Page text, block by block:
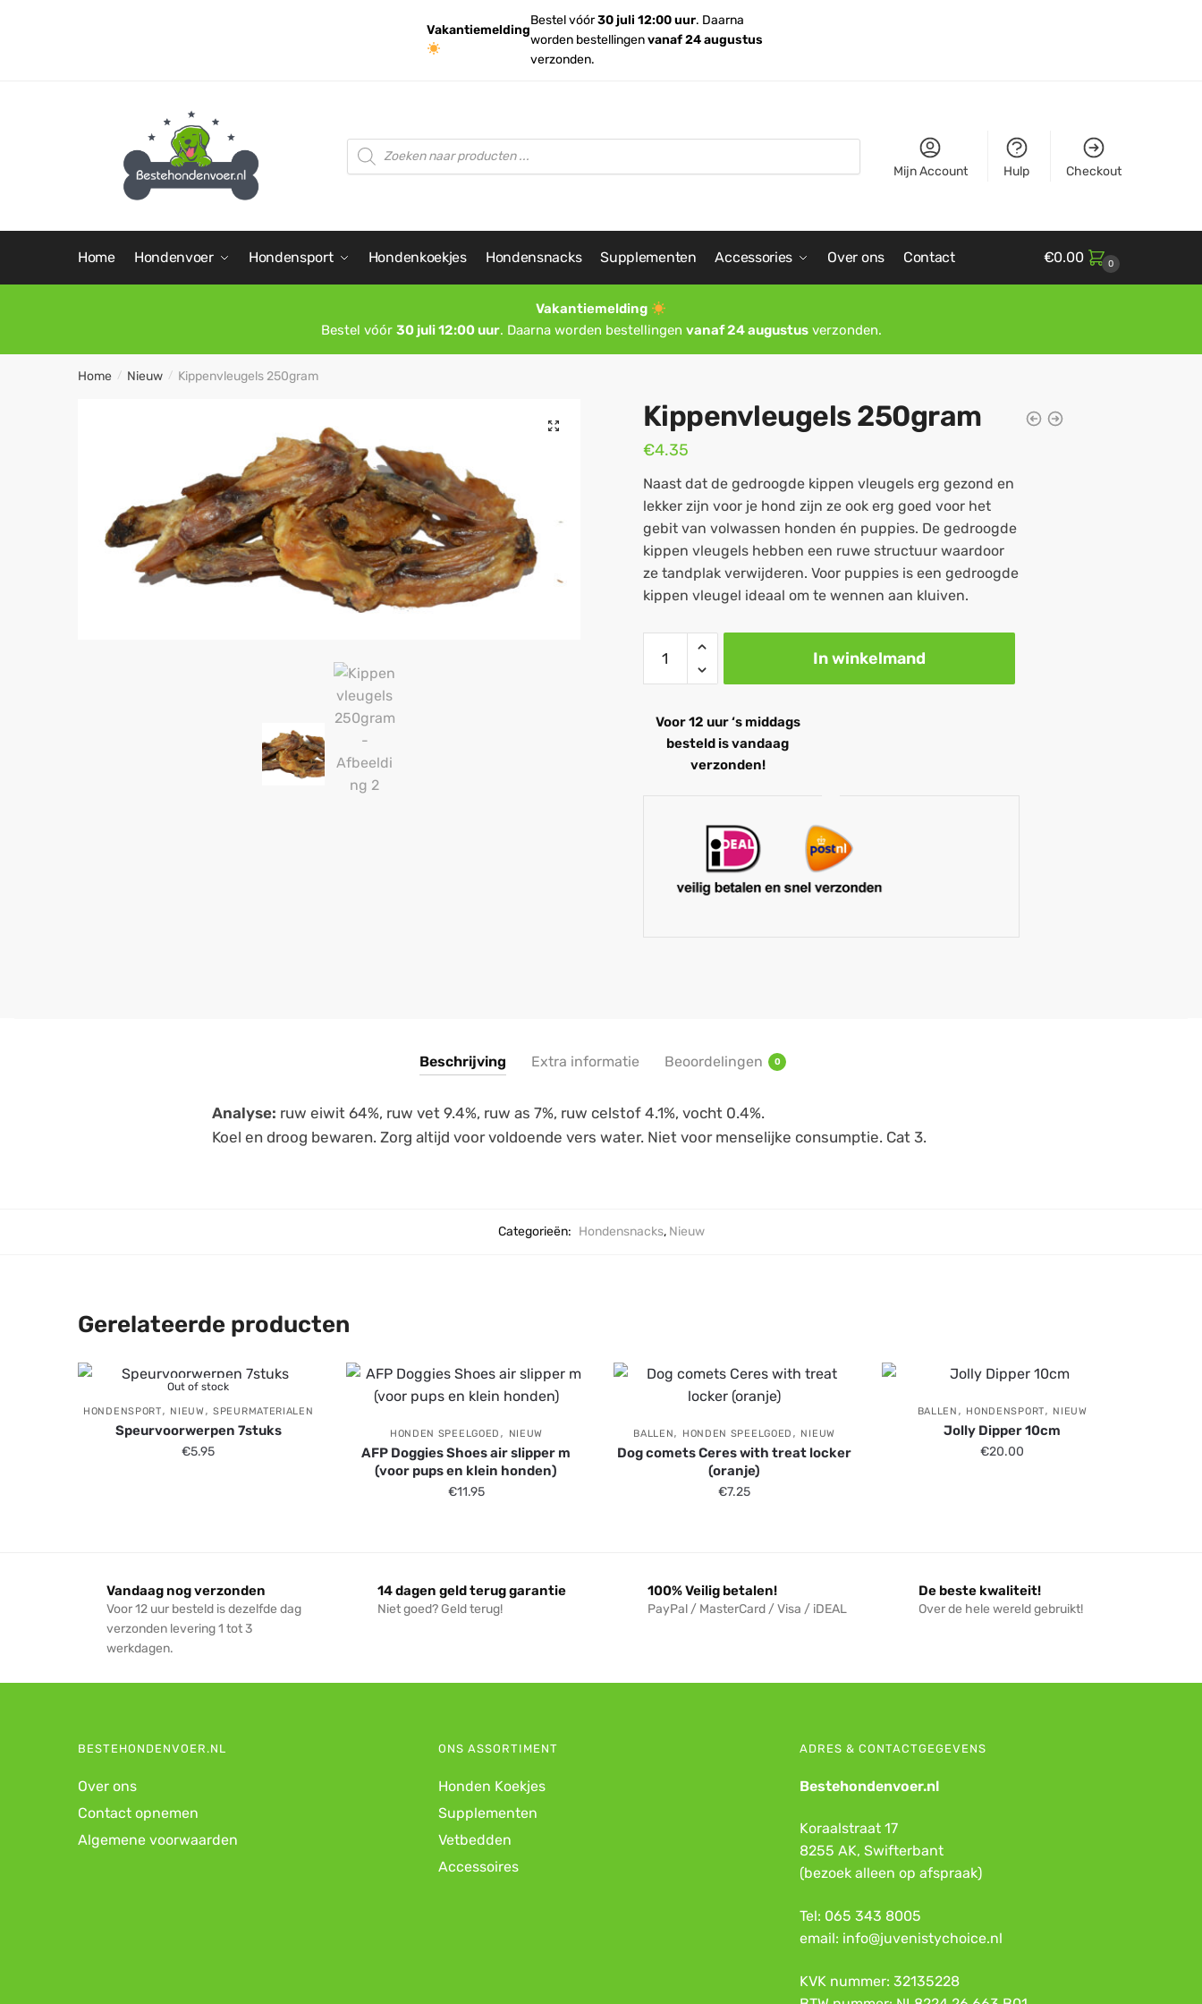
Vakantiemelding
Bestel vóór30 juli 12:00 uur. Daarna
worden bestellingenvanaf 24 augustus
verzonden.
Mijn Account Hulp Checkout
Home Hondenvoer Hondensport Hondenkoekjes Hondensnacks Supplementen Accessories Over ons Contact €0.00 0
Vakantiemelding
Bestel vóór 30 juli 12:00 uur. Daarna worden bestellingen vanaf 24 augustusverzonden.
Home / Nieuw / Kippenvleugels 250gram
Kippenvleugels 250gram
€4.35
Naast dat de gedroogde kippen vleugels erg gezond en
lekker zijn voor je hond zijn ze ook erg goed voor het
gebit van volwassen honden én puppies. De gedroogde
kippen vleugels hebben een ruwe structuur waardoor
ze tandplak verwijderen. Voor puppies is een gedroogde
kippen vleugel ideaal om te wennen aan kluiven.
In winkelmand
Voor 12 uur ‘s middags
besteld is vandaag
verzonden!
Beschrijving Extra informatie Beoordelingen 0
Analyse: ruw eiwit 64%, ruw vet 9.4%, ruw as 7%, ruw celstof 4.1%, vocht 0.4%.
Koel en droog bewaren. Zorg altijd voor voldoende vers water. Niet voor menselijke consumptie. Cat 3.
Categorieën: Hondensnacks, Nieuw
Gerelateerde producten
Out of stock
HONDENSPORT, NIEUW,SPEURMATERIALEN
Speurvoorwerpen 7stuks
€5.95
HONDEN SPEELGOED , NIEUW
AFP Doggies Shoes air slipper m
(voor pups en klein honden)
€11.95
BALLEN, HONDEN SPEELGOED , NIEUW
Dog comets Ceres with treat locker
(oranje)
€7.25
BALLEN , HONDENSPORT, NIEUW
Jolly Dipper 10cm
€20.00
Vandaag nog verzonden
Voor 12 uur besteld is dezelfde dag
verzonden levering 1 tot 3
werkdagen.
14 dagen geld terug garantie
Niet goed? Geld terug!
100% Veilig betalen!
PayPal / MasterCard / Visa / iDEAL
De beste kwaliteit!
Over de hele wereld gebruikt!
BESTEHONDENVOER.NL
Over ons
Contact opnemen
Algemene voorwaarden
ONS ASSORTIMENT
Honden Koekjes
Supplementen
Vetbedden
Accessoires
ADRES & CONTACTGEGEVENS
Bestehondenvoer.nl
Koraalstraat 17
8255 AK, Swifterbant
(bezoek alleen op afspraak)
Tel: 065 343 8005
email: info@juvenistychoice.nl
KVK nummer: 32135228